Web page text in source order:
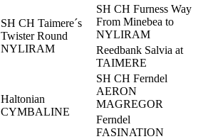
SH CH Taimere´s
Twister Round
NYLIRAM
SH CH Furness Way
From Minebea to
NYLIRAM
Reedbank Salvia at
TAIMERE
Haltonian
CYMBALINE
SH CH Ferndel
AERON
MAGREGOR
Ferndel
FASINATION